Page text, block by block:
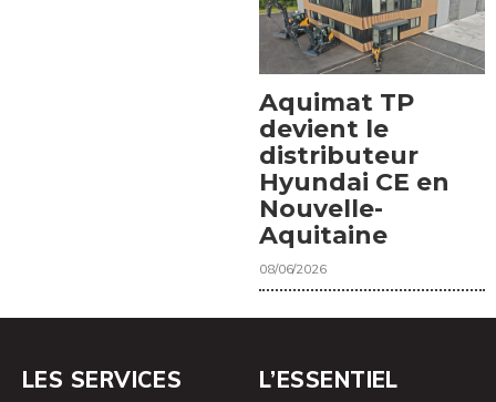
Aquimat TP
devient le
distributeur
Hyundai CE en
Nouvelle-
Aquitaine
08/06/2026
LES SERVICES L’ESSENTIEL